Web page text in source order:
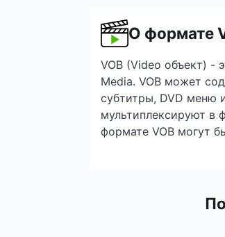
О формате
VOB (Video объект) -
Media. VOB может
субтитры, DVD меню
мультиплексируют в
формате VOB могут